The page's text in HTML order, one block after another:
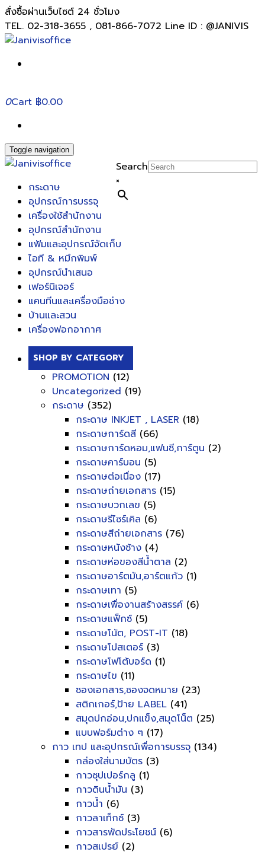
สั่งซื้อผ่านเว็บไซต์ 24 ชั่วโมง
TEL. 02-318-3655 , 081-866-7072 Line ID : @JANIVIS
0Cart ฿0.00
Toggle navigation
Search
×
กระดาษ
อุปกรณ์การบรรจุ
เครื่องใช้สำนักงาน
อุปกรณ์สำนักงาน
แฟ้มและอุปกรณ์จัดเก็บ
ไอที & หมึกพิมพ์
อุปกรณ์นำเสนอ
เฟอร์นิเจอร์
แคนทีนและเครื่องมือช่าง
บ้านและสวน
เครื่องฟอกอากาศ
SHOP BY CATEGORY
PROMOTION (12)
Uncategorized (19)
กระดาษ (352)
กระดาษ INKJET , LASER (18)
กระดาษการ์ดสี (66)
กระดาษการ์ดหอม,แฟนซี,การ์ตูน (2)
กระดาษคาร์บอน (5)
กระดาษต่อเนื่อง (17)
กระดาษถ่ายเอกสาร (15)
กระดาษบวกเลข (5)
กระดาษรีไซร์เคิล (6)
กระดาษสีถ่ายเอกสาร (76)
กระดาษหนังช้าง (4)
กระดาษห่อของสีน้ำตาล (2)
กระดาษอาร์ตมัน,อาร์ตแก้ว (1)
กระดาษเทา (5)
กระดาษเพื่องานสร้างสรรค์ (6)
กระดาษแฟ็กซ์ (5)
กระดาษโน้ต, POST-IT (18)
กระดาษโปสเตอร์ (3)
กระดาษโฟโต้บอร์ด (1)
กระดาษไข (11)
ซองเอกสาร,ซองจดหมาย (23)
สติกเกอร์,ป้าย LABEL (41)
สมุดปกอ่อน,ปกแข็ง,สมุดโน็ต (25)
แบบฟอร์มต่าง ๆ (17)
กาว เทป และอุปกรณ์เพื่อการบรรจุ (134)
กล่องใส่นามบัตร (3)
กาวซุปเปอร์กลู (1)
กาวดินน้ำมัน (3)
กาวน้ำ (6)
กาวลาเท็กซ์ (3)
กาวสารพัดประโยชน์ (6)
กาวสเปรย์ (2)